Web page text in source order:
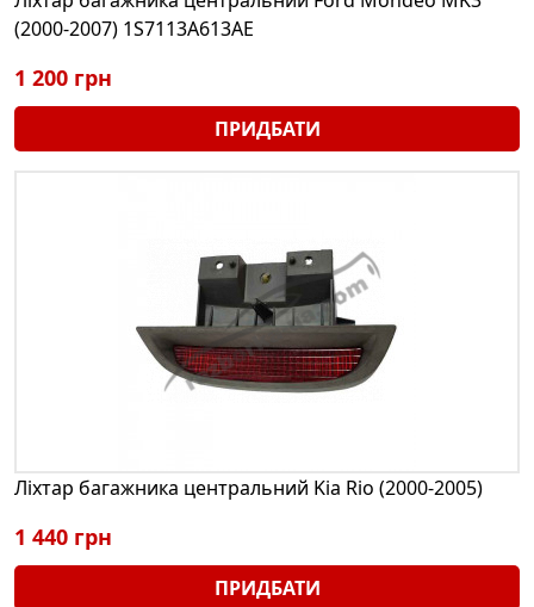
(2000-2007) 1S7113A613AE
1 200 грн
ПРИДБАТИ
Ліхтар багажника центральний Kia Rio (2000-2005)
1 440 грн
ПРИДБАТИ